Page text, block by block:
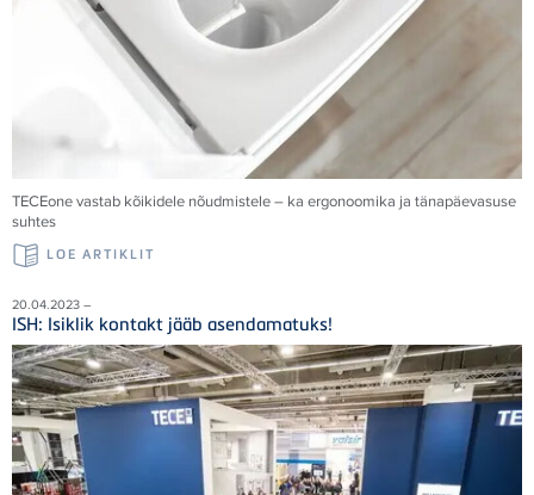
TECEone vastab kõikidele nõudmistele – ka ergonoomika ja tänapäevasuse
suhtes
LOE ARTIKLIT
20.04.2023 –
ISH: Isiklik kontakt jääb asendamatuks!